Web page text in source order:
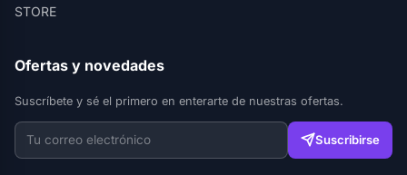
STORE
Ofertas y novedades
Suscríbete y sé el primero en enterarte de nuestras ofertas.
Suscribirse